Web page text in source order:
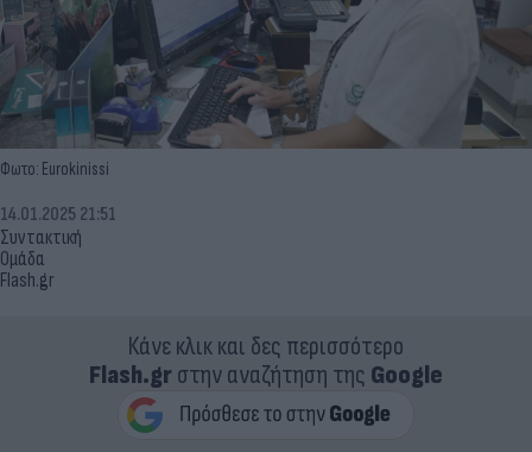
Φωτο: Eurokinissi
Συντακτική
Ομάδα
Flash.gr
14.01.2025 21:51
Κάνε κλικ και δες περισσότερο
Flash.grστην αναζήτηση της Google